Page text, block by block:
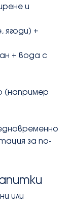
и
ягоди) +
+ вода с
(например
за по-
или